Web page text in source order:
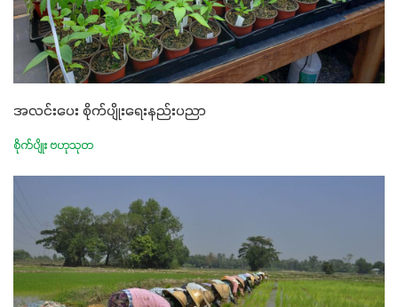
အလင်းပေး စိုက်ပျိုးရေးနည်းပညာ
စိုက်ပျိုး ဗဟုသုတ